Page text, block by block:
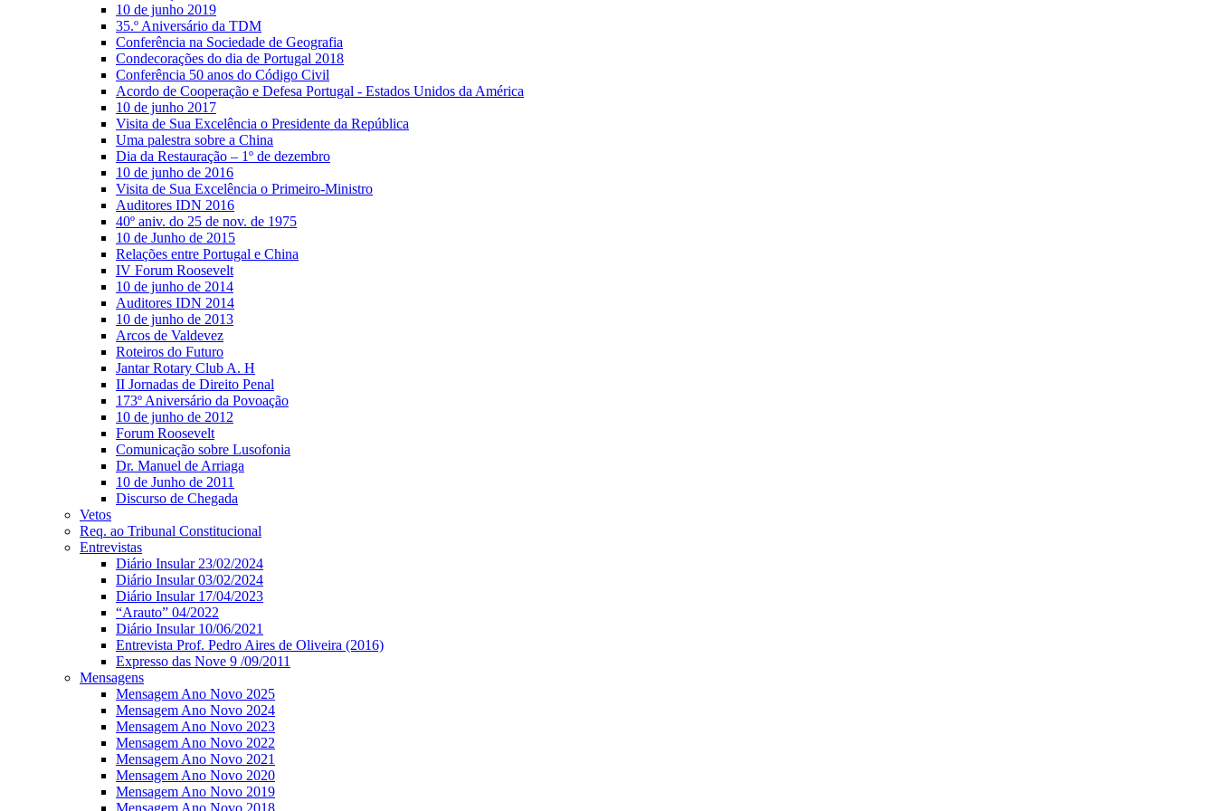
10 de junho 2019
35.º Aniversário da TDM
Conferência na Sociedade de Geografia
Condecorações do dia de Portugal 2018
Conferência 50 anos do Código Civil
Acordo de Cooperação e Defesa Portugal - Estados Unidos da América
10 de junho 2017
Visita de Sua Excelência o Presidente da República
Uma palestra sobre a China
Dia da Restauração – 1º de dezembro
10 de junho de 2016
Visita de Sua Excelência o Primeiro-Ministro
Auditores IDN 2016
40º aniv. do 25 de nov. de 1975
10 de Junho de 2015
Relações entre Portugal e China
IV Forum Roosevelt
10 de junho de 2014
Auditores IDN 2014
10 de junho de 2013
Arcos de Valdevez
Roteiros do Futuro
Jantar Rotary Club A. H
II Jornadas de Direito Penal
173º Aniversário da Povoação
10 de junho de 2012
Forum Roosevelt
Comunicação sobre Lusofonia
Dr. Manuel de Arriaga
10 de Junho de 2011
Discurso de Chegada
Vetos
Req. ao Tribunal Constitucional
Entrevistas
Diário Insular 23/02/2024
Diário Insular 03/02/2024
Diário Insular 17/04/2023
“Arauto” 04/2022
Diário Insular 10/06/2021
Entrevista Prof. Pedro Aires de Oliveira (2016)
Expresso das Nove 9 /09/2011
Mensagens
Mensagem Ano Novo 2025
Mensagem Ano Novo 2024
Mensagem Ano Novo 2023
Mensagem Ano Novo 2022
Mensagem Ano Novo 2021
Mensagem Ano Novo 2020
Mensagem Ano Novo 2019
Mensagem Ano Novo 2018